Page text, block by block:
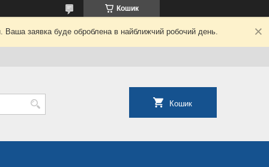
Кошик
Ваша заявка буде оброблена в найближчий робочий день.
Кошик